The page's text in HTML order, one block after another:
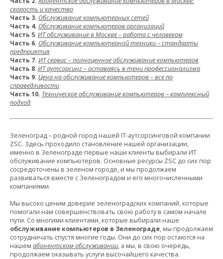
скорость и качество
Часть 3. Обслуживание компьютерных сетей
Часть 4. Обслуживание компьютеров организаций
Часть 5. ИТ обслуживание в Москве – работа с человеком
Часть 6. Обслуживание компьютерной техники – стандарты
предприятия
Часть 7. ИТ сервис – полноценное обслуживание компьютеров
Часть 8. ИТ аутсорсинг – оставаясь в тени профессионализма
Часть 9. Цена на обслуживание компьютеров – все по
справедливости
Часть 10. Техническое обслуживание компьютеров – комплексный
подход
Зеленоград – родной город нашей IT-аутсорсинговой компании
ZSC. Здесь проходило становление нашей организации,
именно в Зеленограде первые наши клиенты выбирали ИТ
обслуживание компьютеров. Основные ресурсы ZSC до сих пор
сосредоточены в зеленом городе, и мы продолжаем
развиваться вместе с Зеленоградом и его многочисленными
компаниями.
Мы высоко ценим доверие зеленоградских компаний, которые
помогали нам совершенствовать свою работу в самом начале
пути. Со многими клиентами, которые выбирали наше
обслуживание компьютеров в Зеленограде, мы продолжаем
сотрудничать спустя многие годы. Они до сих пор остаются на
нашем абонентском обслуживании, а мы, в свою очередь,
продолжаем оказывать услуги высочайшего качества.